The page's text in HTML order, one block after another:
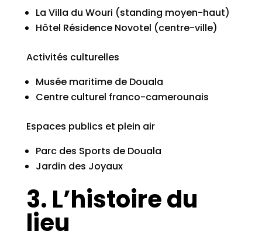
La Villa du Wouri (standing moyen-haut)
Hôtel Résidence Novotel (centre-ville)
Activités culturelles
Musée maritime de Douala
Centre culturel franco-camerounais
Espaces publics et plein air
Parc des Sports de Douala
Jardin des Joyaux
3. L’histoire du
lieu